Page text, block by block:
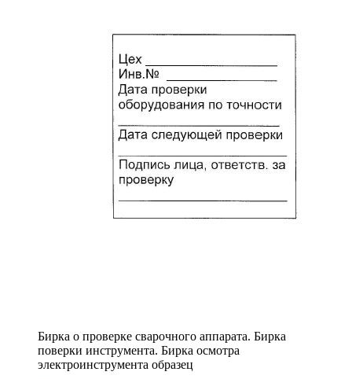
Бирка о проверке сварочного аппарата. Бирка
поверки инструмента. Бирка осмотра
электроинструмента образец